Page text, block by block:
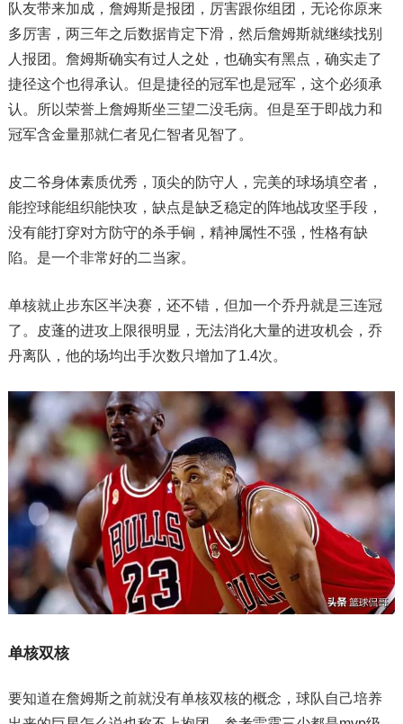
队友带来加成，詹姆斯是报团，厉害跟你组团，无论你原来
多厉害，两三年之后数据肯定下滑，然后詹姆斯就继续找别
人报团。詹姆斯确实有过人之处，也确实有黑点，确实走了
捷径这个也得承认。但是捷径的冠军也是冠军，这个必须承
认。所以荣誉上詹姆斯坐三望二没毛病。但是至于即战力和
冠军含金量那就仁者见仁智者见智了。
皮二爷身体素质优秀，顶尖的防守人，完美的球场填空者，
能控球能组织能快攻，缺点是缺乏稳定的阵地战攻坚手段，
没有能打穿对方防守的杀手锏，精神属性不强，性格有缺
陷。是一个非常好的二当家。
单核就止步东区半决赛，还不错，但加一个乔丹就是三连冠
了。皮蓬的进攻上限很明显，无法消化大量的进攻机会，乔
丹离队，他的场均出手次数只增加了1.4次。
单核双核
要知道在詹姆斯之前就没有单核双核的概念，球队自己培养